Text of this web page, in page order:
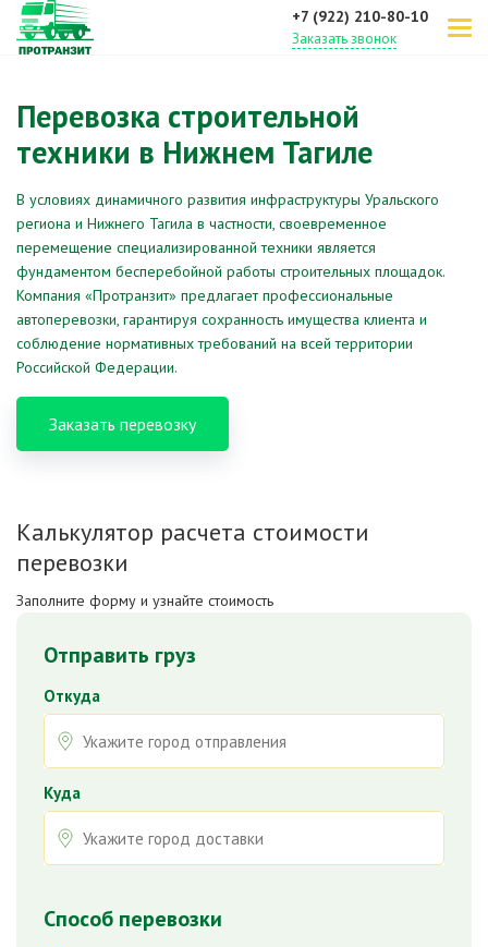
+7 (922) 210-80-10
Заказать звонок
Перевозка строительной
техники в Нижнем Тагиле
В условиях динамичного развития инфраструктуры Уральского
региона и Нижнего Тагила в частности, своевременное
перемещение специализированной техники является
фундаментом бесперебойной работы строительных площадок.
Компания «Протранзит» предлагает профессиональные
автоперевозки, гарантируя сохранность имущества клиента и
соблюдение нормативных требований на всей территории
Российской Федерации.
Заказать перевозку
Калькулятор расчета стоимости
перевозки
Заполните форму и узнайте стоимость
Отправить груз
Откуда
Куда
Способ перевозки